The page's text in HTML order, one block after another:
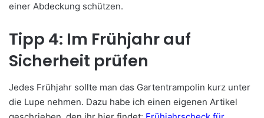
einer Abdeckung schützen.
Tipp 4: Im Frühjahr auf
Sicherheit prüfen
Jedes Frühjahr sollte man das Gartentrampolin kurz unter
die Lupe nehmen. Dazu habe ich einen eigenen Artikel